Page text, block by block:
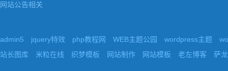
网站公告相关
admin5 jquery特效 php教程网 WEB主题公园 wordpress主题
站长图库
米粒在线 织梦模板 网站制作 网站模板 老左博客 萨